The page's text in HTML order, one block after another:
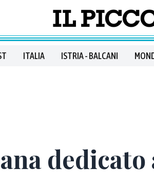
ITALIA ISTRIA - BALCANI